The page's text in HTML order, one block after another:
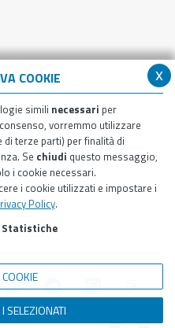
x
COOKIE
simili necessari per
vorremmo utilizzare
di terze parti) per finalità di
Se chiudi questo messaggio,
i cookie necessari.
i cookie utilizzati e impostare i
Policy.
Statistiche
SELEZIONATI